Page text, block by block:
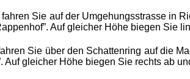
fahren Sie auf der Umgehungsstrasse in
Auf gleicher Höhe biegen Sie
Sie über den Schattenring auf die
Auf gleicher Höhe biegen Sie rechts ab